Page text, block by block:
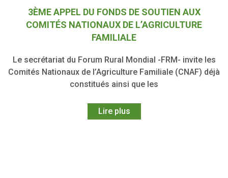
3ÈME APPEL DU FONDS DE SOUTIEN AUX
COMITÉS NATIONAUX DE L’AGRICULTURE
FAMILIALE
Le secrétariat du Forum Rural Mondial -FRM- invite les
Comités Nationaux de l’Agriculture Familiale (CNAF) déjà
constitués ainsi que les
Lire plus